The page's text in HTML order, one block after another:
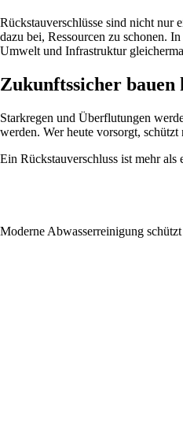
Rückstauverschlüsse sind nicht nur
dazu bei, Ressourcen zu schonen.
Umwelt und Infrastruktur
Zukunftssicher bauen
Starkregen und Überflutungen
werden. Wer heute vorsorgt,
Ein Rückstauverschluss ist mehr
Moderne Abwasserreinigung